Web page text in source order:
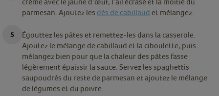
parmesan. Ajoutez les dés de cabillaud et mélangez.
Égouttez les pâtes et remettez-les dans la casserole.
Ajoutez le mélange de cabillaud et la ciboulette, puis
mélangez bien pour que la chaleur des pâtes fasse
légèrement épaissir la sauce. Servez les spaghettis
saupoudrés du reste de parmesan et ajoutez le mélange
de légumes et du poivre.